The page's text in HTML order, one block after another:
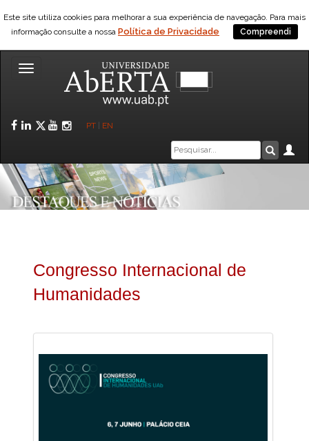
Este site utiliza cookies para melhorar a sua experiência de navegação. Para mais
informação consulte a nossa Política de Privacidade Compreendi
Toggle
Facebook
LinkedIn
Twitter
YouTube
Instagram
PT EN
Caixa
de
pesquisa
Congresso Internacional de
Humanidades